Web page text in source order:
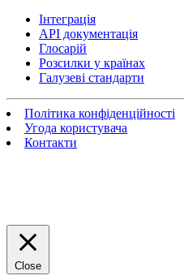
Інтеграція
API документація
Глосарій
Розсилки у країнах
Галузеві стандарти
Політика конфіденційності
Угода користувача
Контакти
Close